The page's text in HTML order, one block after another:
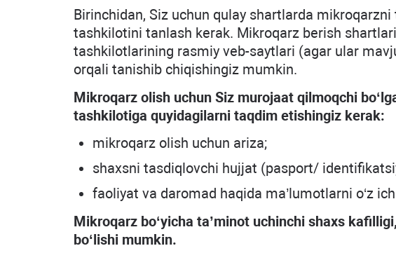
Birinchidan, Siz uchun qulay shartlarda
tashkilotini tanlash kerak. Mikroqarz berish
tashkilotlarining rasmiy veb-saytlari (agar ular
orqali tanishib chiqishingiz mumkin.
Mikroqarz olish uchun Siz murojaat qilmoqchi
tashkilotiga quyidagilarni taqdim etishingiz kerak:
mikroqarz olish uchun ariza;
shaxsni tasdiqlovchi hujjat (pasport/
faoliyat va daromad haqida ma’lumotlarni o‘z
Mikroqarz bo‘yicha ta’minot uchinchi shaxs
bo‘lishi mumkin.